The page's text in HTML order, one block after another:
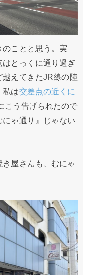
ことと思う。実
とっくに通り過ぎ
えてきたJR線の陸
私は交差点の近くに
こう告げられたので
ゃ通り』じゃない
屋さんも、むにゃ